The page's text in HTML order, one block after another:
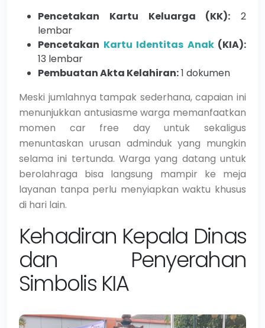
Pencetakan Kartu Keluarga (KK): 2
lembar
Pencetakan Kartu Identitas Anak(KIA):
13 lembar
Pembuatan Akta Kelahiran:1 dokumen
Meski jumlahnya tampak sederhana, capaian ini
menunjukkan antusiasme warga memanfaatkan
momen car free day untuk sekaligus
menuntaskan urusan adminduk yang mungkin
selama ini tertunda. Warga yang datang untuk
berolahraga bisa langsung mampir ke meja
layanan tanpa perlu menyiapkan waktu khusus
di hari lain.
Kehadiran Kepala Dinas
dan Penyerahan
Simbolis KIA